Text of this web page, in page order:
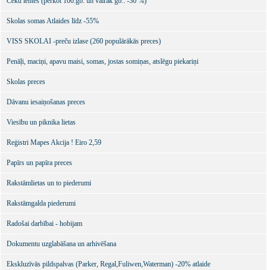
Skolas somas Atlaides līdz -55%
VISS SKOLAI -preču izlase (260 populārākās preces)
Penāļi, maciņi, apavu maisi, somas, jostas somiņas, atslēgu piekariņi
Skolas preces
Dāvanu iesaiņošanas preces
Viesību un piknika lietas
Reģistri Mapes Akcija ! Eiro 2,59
Papīrs un papīra preces
Rakstāmlietas un to piederumi
Rakstāmgalda piederumi
Radošai darbībai - hobijam
Dokumentu uzglabāšana un arhivēšana
Ekskluzīvās pildspalvas (Parker, Regal,Fuliwen,Waterman) -20% atlaide